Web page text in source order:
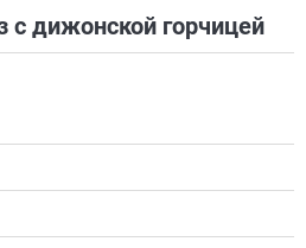
дижонской горчицей